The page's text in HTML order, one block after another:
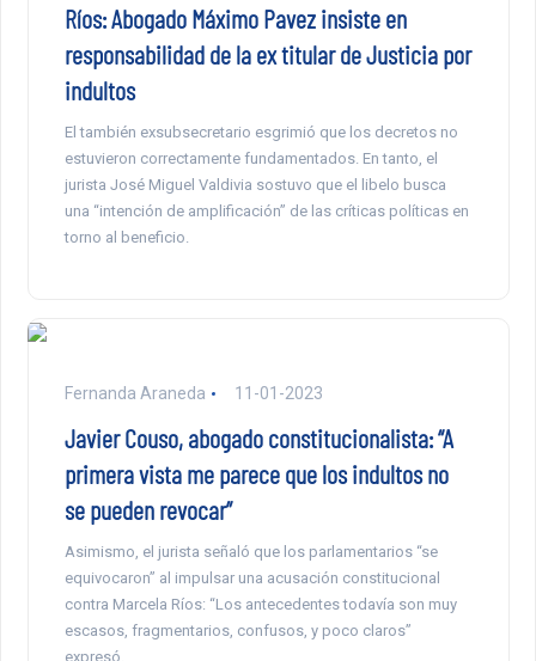
Ríos: Abogado Máximo Pavez insiste en
responsabilidad de la ex titular de Justicia por
indultos
El también exsubsecretario esgrimió que los decretos no
estuvieron correctamente fundamentados. En tanto, el
jurista José Miguel Valdivia sostuvo que el libelo busca
una “intención de amplificación” de las críticas políticas en
torno al beneficio.
Fernanda Araneda 11-01-2023
Javier Couso, abogado constitucionalista: “A
primera vista me parece que los indultos no
se pueden revocar”
Asimismo, el jurista señaló que los parlamentarios “se
equivocaron” al impulsar una acusación constitucional
contra Marcela Ríos: “Los antecedentes todavía son muy
escasos, fragmentarios, confusos, y poco claros”
expresó.